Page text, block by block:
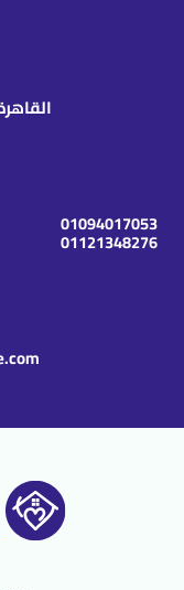
01094017053
01121348276